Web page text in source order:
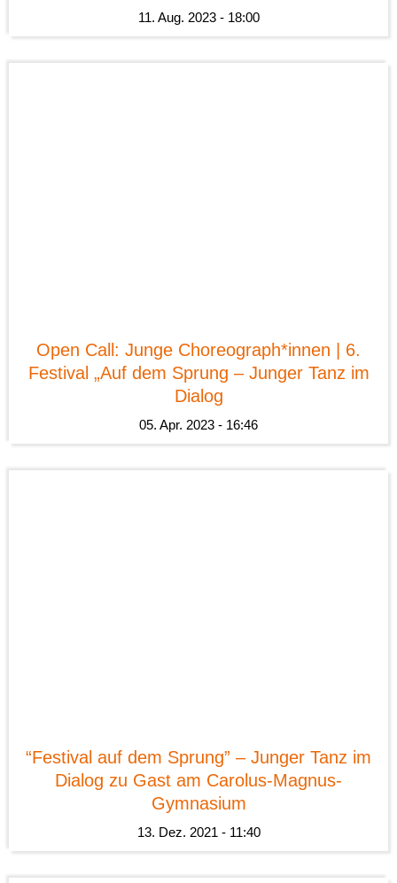
11. Aug. 2023 - 18:00
Open Call: Junge Choreograph*innen | 6.
Festival „Auf dem Sprung – Junger Tanz im
Dialog
05. Apr. 2023 - 16:46
“Festival auf dem Sprung” – Junger Tanz im
Dialog zu Gast am Carolus-Magnus-
Gymnasium
13. Dez. 2021 - 11:40